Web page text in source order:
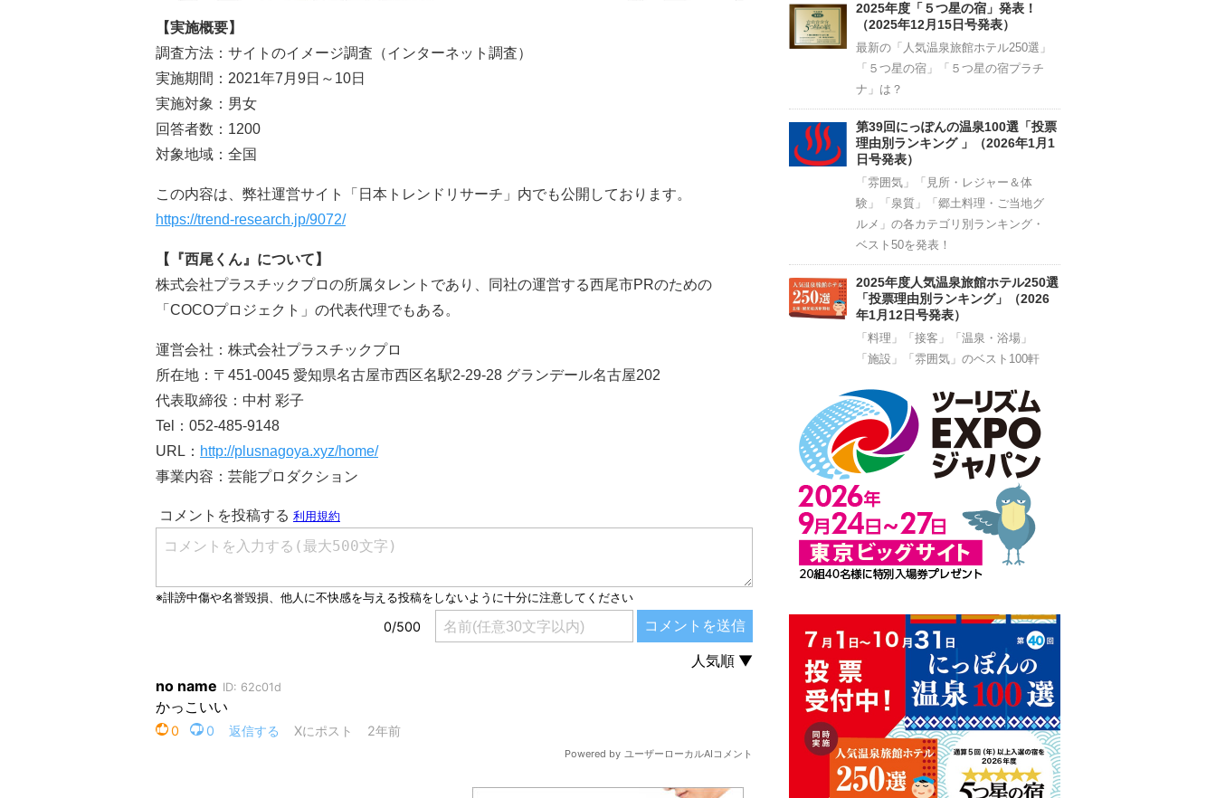
【実施概要】
調査方法：サイトのイメージ調査（インターネット調査）
実施期間：2021年7月9日～10日
実施対象：男女
回答者数：1200
対象地域：全国
この内容は、弊社運営サイト「日本トレンドリサーチ」内でも公開しております。
https://trend-research.jp/9072/
【 『 西尾くん』について】
株式会社プラスチックプロの所属タレントであり、同社の運営する西尾市PRのための
「COCOプロジェクト」の代表代理でもある。
運営会社：株式会社プラスチックプロ
所在地：〒451-0045 愛知県名古屋市西区名駅2-29-28 グランデール名古屋202
代表取締役：中村 彩子
Tel：052-485-9148
URL： http://plusnagoya.xyz/home/
事業内容：芸能プロダクション
2025年度「５つ星の宿」発表！
（2025年12月15日号発表）
最新の「人気温泉旅館ホテル250選」
「５つ星の宿」「５つ星の宿プラチ
ナ」は？
第39回にっぽんの温泉100選「投票
理由別ランキング 」（2026年1月1
日号発表）
「雰囲気」「見所・レジャー＆体
験」「泉質」「郷土料理・ご当地グ
ルメ」の各カテゴリ別ランキング・
ベスト50を発表！
2025年度人気温泉旅館ホテル250選
「投票理由別ランキング」（2026
年1月12日号発表）
「料理」「接客」「温泉・浴場」
「施設」「雰囲気」のベスト100軒